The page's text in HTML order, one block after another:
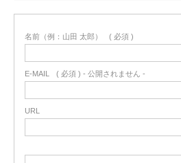
名前（例：山田 太郎） ( 必須 )
E-MAIL ( 必須 ) - 公開されません -
URL